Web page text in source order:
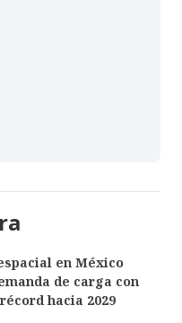
en México
de carga con
hacia 2029